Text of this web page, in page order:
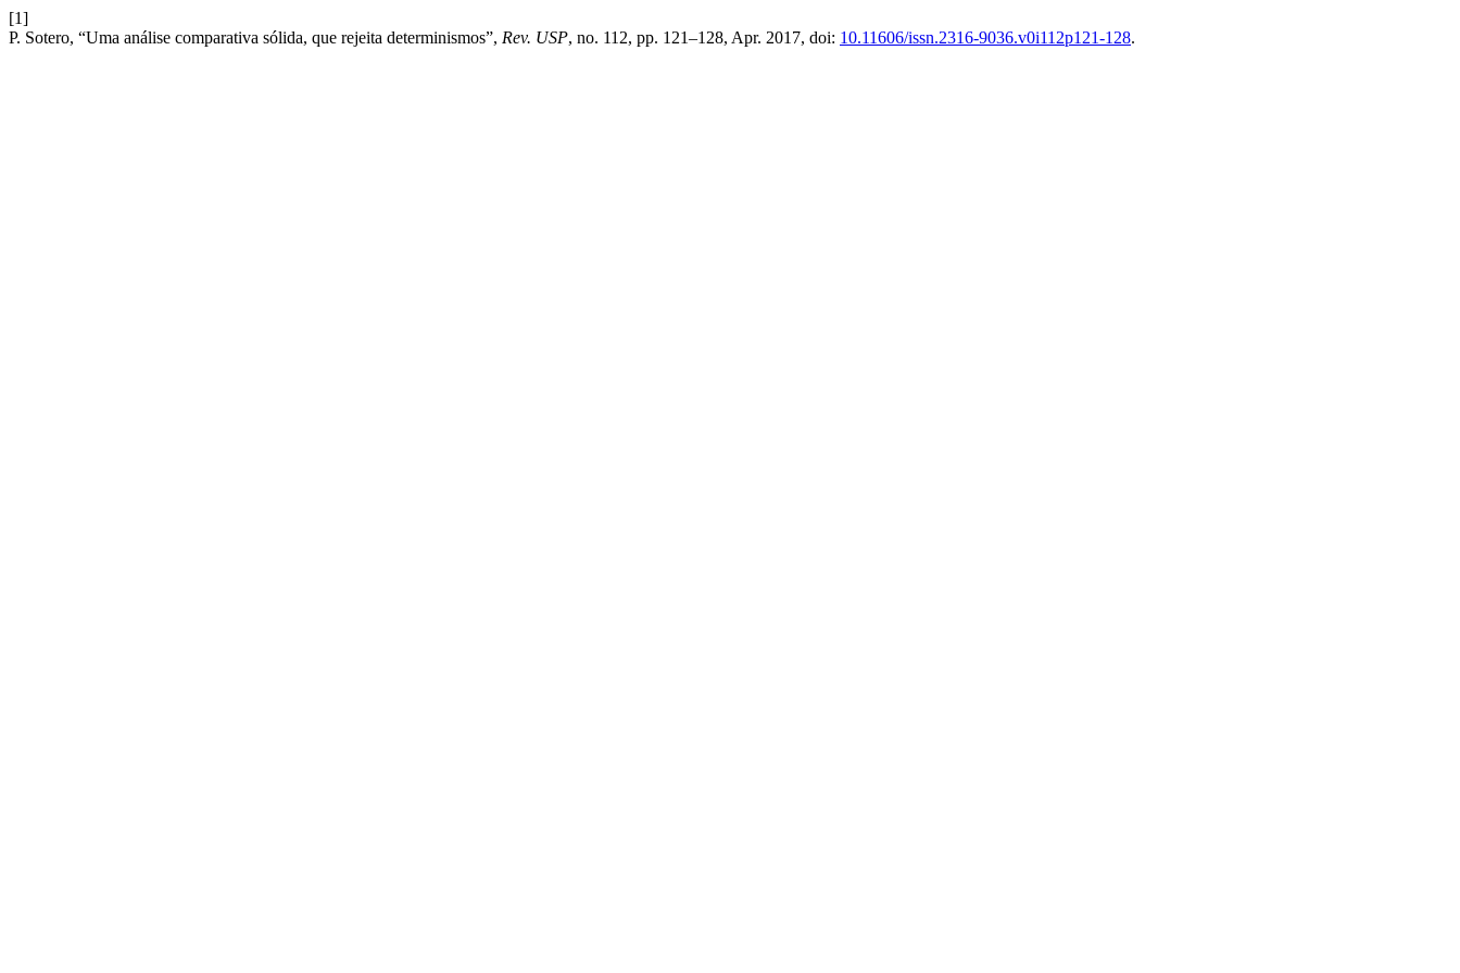
[1]
P. Sotero, “Uma análise comparativa sólida, que rejeita determinismos”, Rev. USP, no. 112, pp. 121–128, Apr. 2017, doi: 10.11606/issn.2316-9036.v0i112p121-128.